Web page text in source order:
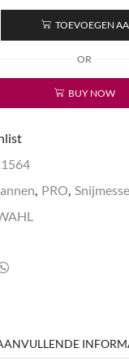
TOEVOEGEN
OR
BUY NOW
, PRO,